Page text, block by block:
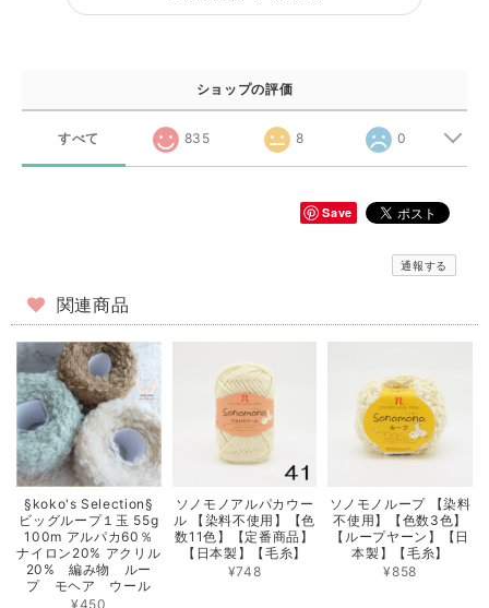
ショップの評価
すべて 835 8 0
Save
通報する
関連商品
§koko's Selection§
ビッグループ１玉 55g
100m アルパカ60％
ナイロン20% アクリル
20% 編み物 ルー
プ モヘア ウール
¥450
ソノモノアルパカウー
ル 【染料不使用】【色
数11色】【定番商品】
【日本製】【毛糸】
¥748
ソノモノループ 【染料
不使用】【色数3色】
【ループヤーン】【日
本製】【毛糸】
¥858